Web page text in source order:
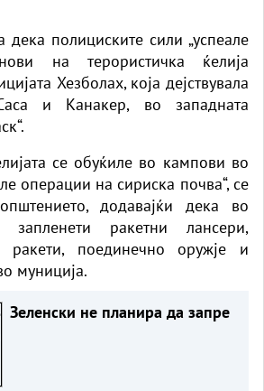
дека полициските сили „успеале
на терористичка ќелија
Хезболах, која дејствувала
и Канакер, во западната
се обуќиле во кампови во
операции на сириска почва“, се
додавајќи дека во
запленети ракетни лансери,
ракети, поединечно оружје и
муниција.
Зеленски не планира да запре